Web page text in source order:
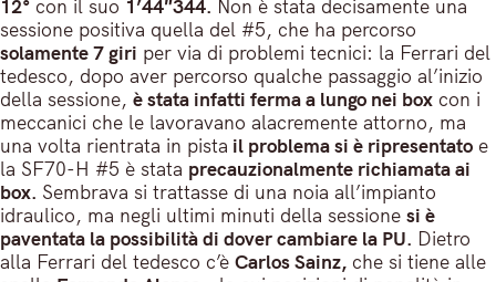
12° con il suo 1’44″344. Non è stata decisamente una
sessione positiva quella del #5, che ha percorso
solamente 7 giri per via di problemi tecnici: la Ferrari del
tedesco, dopo aver percorso qualche passaggio al’inizio
della sessione, è stata infatti ferma a lungo nei box con i
meccanici che le lavoravano alacremente attorno, ma
una volta rientrata in pista il problema si è ripresentato e
la SF70-H #5 è stata precauzionalmente richiamata ai
box. Sembrava si trattasse di una noia all’impianto
idraulico, ma negli ultimi minuti della sessione si è
paventata la possibilità di dover cambiare la PU. Dietro
alla Ferrari del tedesco c’è Carlos Sainz, che si tiene alle